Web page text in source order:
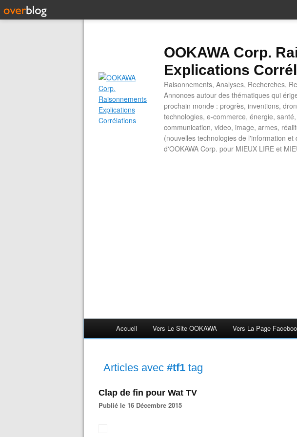
OOKAWA Corp.
Explications
Raisonnements, Analyses, Recherches,
Annonces autour des thématiques qui
prochain monde : progrès, inventions,
technologies, e-commerce, énergie,
communication, video, image, armes,
(nouvelles technologies de l'information
d'OOKAWA Corp. pour MIEUX LIRE et
Accueil Vers Le Site OOKAWA Vers La Page
Articles avec #tf1 tag
Clap de fin pour Wat TV
Publié le 16 Décembre 2015